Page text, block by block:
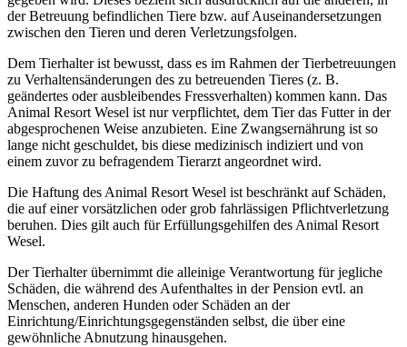
der Betreuung befindlichen Tiere bzw. auf Auseinandersetzungen
zwischen den Tieren und deren Verletzungsfolgen.
Dem Tierhalter ist bewusst, dass es im Rahmen der Tierbetreuungen
zu Verhaltensänderungen des zu betreuenden Tieres (z. B.
geändertes oder ausbleibendes Fressverhalten) kommen kann. Das
Animal Resort Wesel ist nur verpflichtet, dem Tier das Futter in der
abgesprochenen Weise anzubieten. Eine Zwangsernährung ist so
lange nicht geschuldet, bis diese medizinisch indiziert und von
einem zuvor zu befragendem Tierarzt angeordnet wird.
Die Haftung des Animal Resort Wesel ist beschränkt auf Schäden,
die auf einer vorsätzlichen oder grob fahrlässigen Pflichtverletzung
beruhen. Dies gilt auch für Erfüllungsgehilfen des Animal Resort
Wesel.
Der Tierhalter übernimmt die alleinige Verantwortung für jegliche
Schäden, die während des Aufenthaltes in der Pension evtl. an
Menschen, anderen Hunden oder Schäden an der
Einrichtung/Einrichtungsgegenständen selbst, die über eine
gewöhnliche Abnutzung hinausgehen.